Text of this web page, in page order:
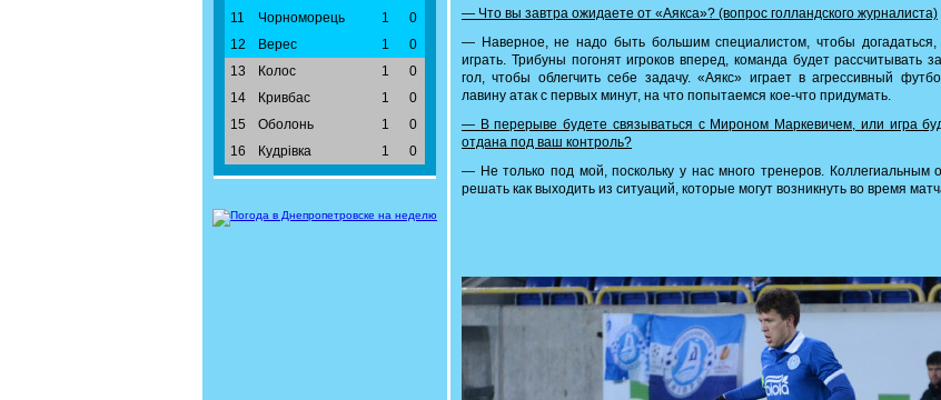
11
Чорноморець 1
0
12
Верес 1
0
13
Колос 1
0
14
Кривбас 1
0
15
Оболонь 1
0
16
Кудрівка 1 0
— Что вы завтра ожидаете от «Аякса»? (вопрос голландского журналиста)
— Наверное, не надо быть большим специалистом, чтобы догадаться,
играть. Трибуны погонят игроков вперед, команда будет рассчитывать
гол, чтобы облегчить себе задачу. «Аякс» играет в агрессивный
лавину атак с первых минут, на что попытаемся кое-что придумать.
— В перерыве будете связываться с Мироном Маркевичем, или игра
отдана под ваш контроль?
— Не только под мой, поскольку у нас много тренеров. Коллегиальным
решать как выходить из ситуаций, которые могут возникнуть во время